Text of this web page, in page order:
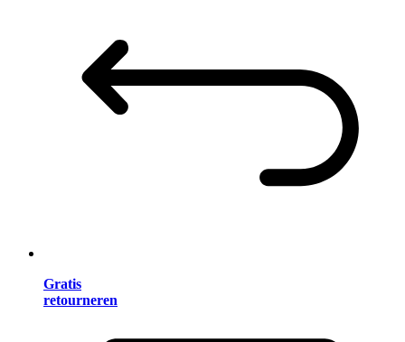
Gratis
retourneren